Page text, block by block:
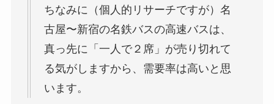
ちなみに（個人的リサーチですが）名
古屋〜新宿の名鉄バスの高速バスは、
真っ先に「一人で２席」が売り切れて
る気がしますから、需要率は高いと思
います。